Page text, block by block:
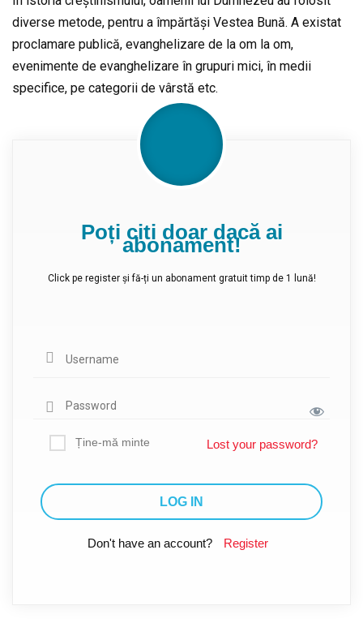
diverse metode, pentru a împărtăși Vestea Bună. A existat
proclamare publică, evanghelizare de la om la om,
evenimente de evanghelizare în grupuri mici, în medii
specifice, pe categorii de vârstă etc.
Poți citi doar dacă ai
abonament!
Click pe register și fă-ți un abonament gratuit timp de 1 lună!
Ține-mă minte Lost your password?
Don't have an account? Register